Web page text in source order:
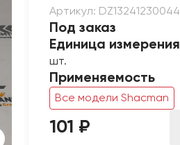
Артикул: DZ13241230044
Под заказ
Единица измерения
шт.
Применяемость
Все модели Shacman
101 ₽